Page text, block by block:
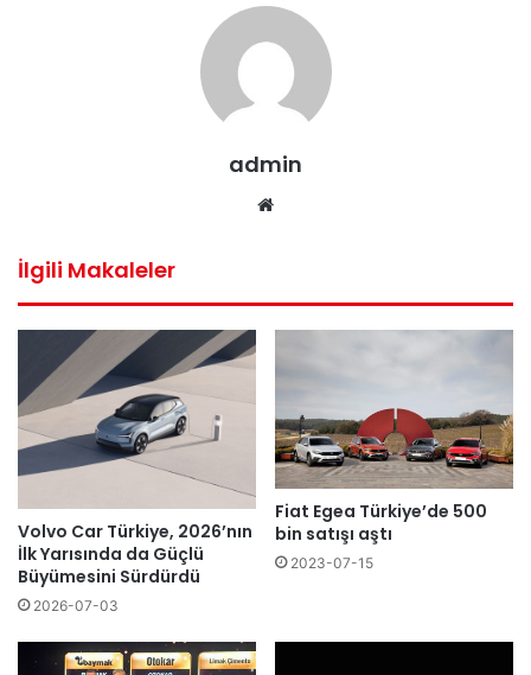
admin
İlgili Makaleler
Volvo Car Türkiye, 2026’nın
İlk Yarısında da Güçlü
Büyümesini Sürdürdü
2026-07-03
Fiat Egea Türkiye’de 500
bin satışı aştı
2023-07-15